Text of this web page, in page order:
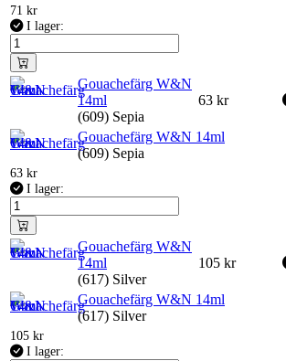
71 kr
I lager:
Gouachefärg W&N
14ml
(609) Sepia
63 kr
Gouachefärg W&N 14ml
(609) Sepia
63 kr
I lager:
Gouachefärg W&N
14ml
(617) Silver
105 kr
Gouachefärg W&N 14ml
(617) Silver
105 kr
I lager: